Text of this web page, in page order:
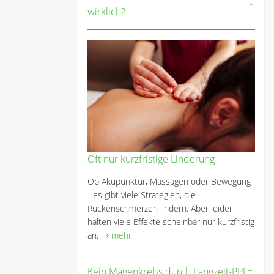
wirklich?
Oft nur kurzfristige Linderung
Ob Akupunktur, Massagen oder Bewegung
- es gibt viele Strategien, die
Rückenschmerzen lindern. Aber leider
halten viele Effekte scheinbar nur kurzfristig
an.
mehr